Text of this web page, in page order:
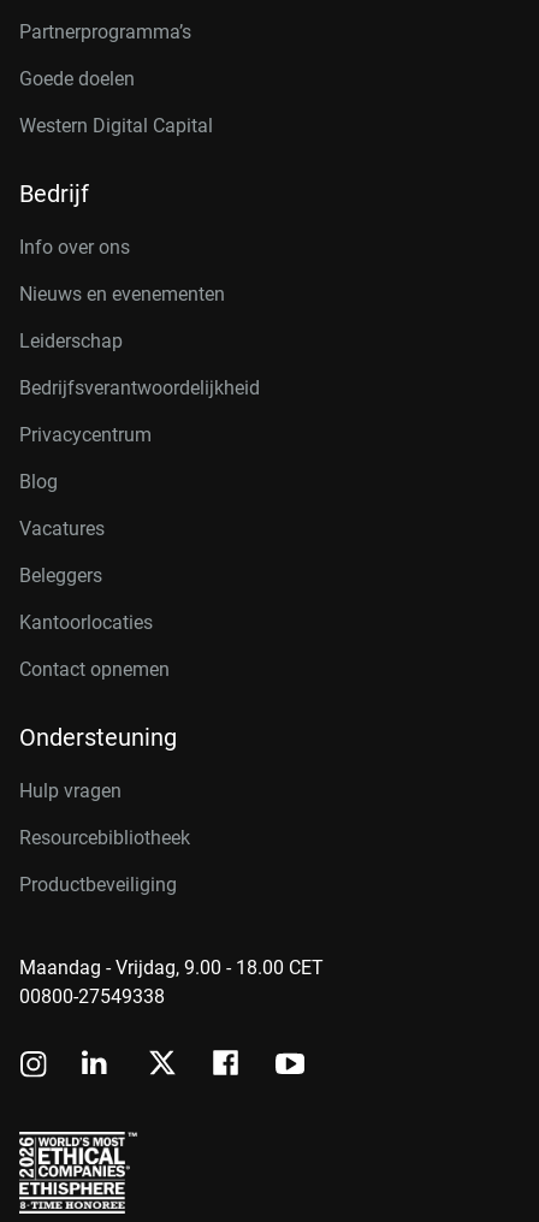
Partnerprogramma’s
Goede doelen
Western Digital Capital
Bedrijf
Info over ons
Nieuws en evenementen
Leiderschap
Bedrijfsverantwoordelijkheid
Privacycentrum
Blog
Vacatures
Beleggers
Kantoorlocaties
Contact opnemen
Ondersteuning
Hulp vragen
Resourcebibliotheek
Productbeveiliging
Maandag - Vrijdag, 9.00 - 18.00 CET
00800-27549338